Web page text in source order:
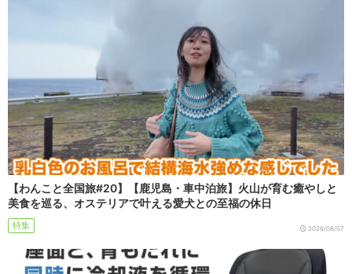
【わんこと全国旅#20】【鹿児島・車中泊旅】火山が育む癒やしと
美食を巡る、オステリアで叶える愛犬との至福の休日
特集 2026/08/07